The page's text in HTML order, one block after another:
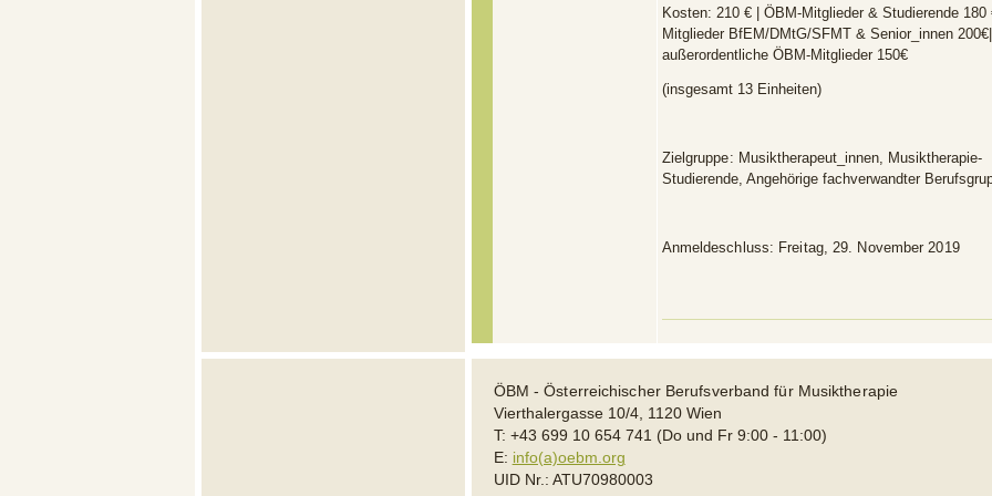
Kosten: 210 € | ÖBM-Mitglieder & Studierende 180
Mitglieder BfEM/DMtG/SFMT & Senior_innen 200€|
außerordentliche ÖBM-Mitglieder 150€
(insgesamt 13 Einheiten)
Zielgruppe: Musiktherapeut_innen, Musiktherapie-
Studierende, Angehörige fachverwandter
Anmeldeschluss: Freitag, 29. November 2019
ÖBM - Österreichischer Berufsverband für Musiktherapie
Vierthalergasse 10/4, 1120 Wien
T: +43 699 10 654 741 (Do und Fr 9:00 - 11:00)
E: info(a)oebm.org
UID Nr.: ATU70980003